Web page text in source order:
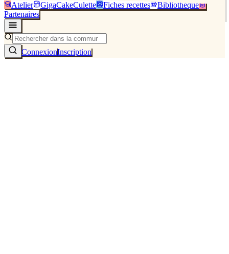
Atelier GigaCakeCulette Fiches recettes
Bibliothèque
Partenaires
ConnexionInscription